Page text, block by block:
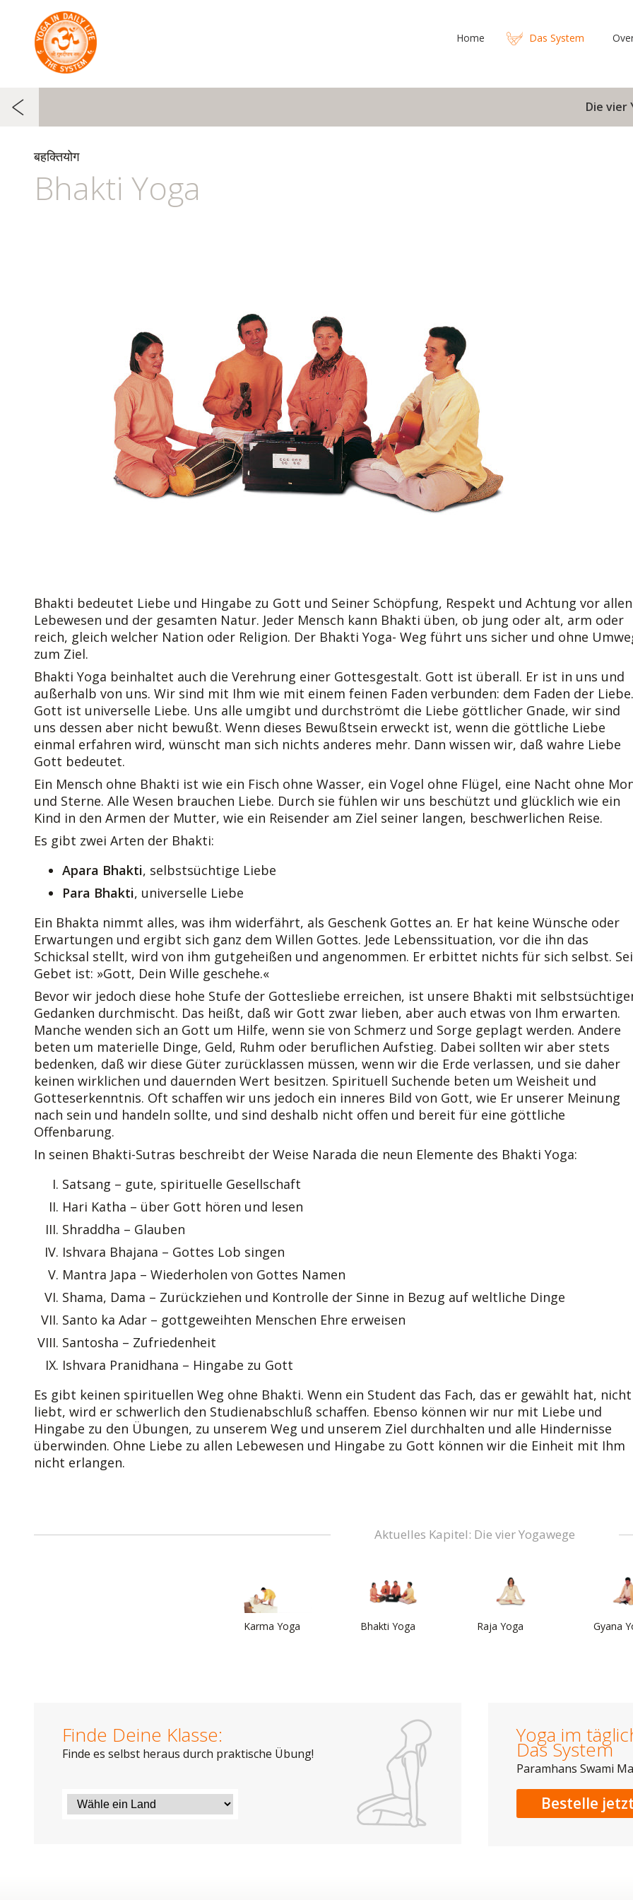
Home Das System
Die vier
बहक्तियोग
Bhakti Yoga
Bhakti bedeutet Liebe und Hingabe zu Gott und Seiner Schöpfung, Respekt und Achtung vor allen
Lebewesen und der gesamten Natur. Jeder Mensch kann Bhakti üben, ob jung oder alt, arm oder
reich, gleich welcher Nation oder Religion. Der Bhakti Yoga- Weg führt uns sicher und ohne
zum Ziel.
Bhakti Yoga beinhaltet auch die Verehrung einer Gottesgestalt. Gott ist überall. Er ist in uns und
außerhalb von uns. Wir sind mit Ihm wie mit einem feinen Faden verbunden: dem Faden der Liebe.
Gott ist universelle Liebe. Uns alle umgibt und durchströmt die Liebe göttlicher Gnade, wir sind
uns dessen aber nicht bewußt. Wenn dieses Bewußtsein erweckt ist, wenn die göttliche Liebe
einmal erfahren wird, wünscht man sich nichts anderes mehr. Dann wissen wir, daß wahre Liebe
Gott bedeutet.
Ein Mensch ohne Bhakti ist wie ein Fisch ohne Wasser, ein Vogel ohne Flügel, eine Nacht ohne
und Sterne. Alle Wesen brauchen Liebe. Durch sie fühlen wir uns beschützt und glücklich wie ein
Kind in den Armen der Mutter, wie ein Reisender am Ziel seiner langen, beschwerlichen Reise.
Es gibt zwei Arten der Bhakti:
Apara Bhakti, selbstsüchtige Liebe
Para Bhakti, universelle Liebe
Ein Bhakta nimmt alles, was ihm widerfährt, als Geschenk Gottes an. Er hat keine Wünsche oder
Erwartungen und ergibt sich ganz dem Willen Gottes. Jede Lebenssituation, vor die ihn das
Schicksal stellt, wird von ihm gutgeheißen und angenommen. Er erbittet nichts für sich selbst.
Gebet ist: »Gott, Dein Wille geschehe.«
Bevor wir jedoch diese hohe Stufe der Gottesliebe erreichen, ist unsere Bhakti mit
Gedanken durchmischt. Das heißt, daß wir Gott zwar lieben, aber auch etwas von Ihm erwarten.
Manche wenden sich an Gott um Hilfe, wenn sie von Schmerz und Sorge geplagt werden. Andere
beten um materielle Dinge, Geld, Ruhm oder beruflichen Aufstieg. Dabei sollten wir aber stets
bedenken, daß wir diese Güter zurücklassen müssen, wenn wir die Erde verlassen, und sie daher
keinen wirklichen und dauernden Wert besitzen. Spirituell Suchende beten um Weisheit und
Gotteserkenntnis. Oft schaffen wir uns jedoch ein inneres Bild von Gott, wie Er unserer Meinung
nach sein und handeln sollte, und sind deshalb nicht offen und bereit für eine göttliche
Offenbarung.
In seinen Bhakti-Sutras beschreibt der Weise Narada die neun Elemente des Bhakti Yoga:
Satsang – gute, spirituelle Gesellschaft
Hari Katha – über Gott hören und lesen
Shraddha – Glauben
Ishvara Bhajana – Gottes Lob singen
Mantra Japa – Wiederholen von Gottes Namen
Shama, Dama – Zurückziehen und Kontrolle der Sinne in Bezug auf weltliche Dinge
Santo ka Adar – gottgeweihten Menschen Ehre erweisen
Santosha – Zufriedenheit
Ishvara Pranidhana – Hingabe zu Gott
Es gibt keinen spirituellen Weg ohne Bhakti. Wenn ein Student das Fach, das er gewählt hat, nicht
liebt, wird er schwerlich den Studienabschluß schaffen. Ebenso können wir nur mit Liebe und
Hingabe zu den Übungen, zu unserem Weg und unserem Ziel durchhalten und alle Hindernisse
überwinden. Ohne Liebe zu allen Lebewesen und Hingabe zu Gott können wir die Einheit mit Ihm
nicht erlangen.
Aktuelles Kapitel: Die vier Yogawege
Karma Yoga Bhakti Yoga Raja Yoga Gyana
Finde Deine Klasse:
Finde es selbst heraus durch praktische Übung!
Yoga im
Das System
Paramhans Swami
Bestelle